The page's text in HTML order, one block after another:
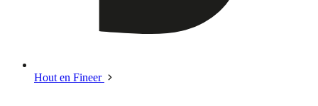
Hout en Fineer